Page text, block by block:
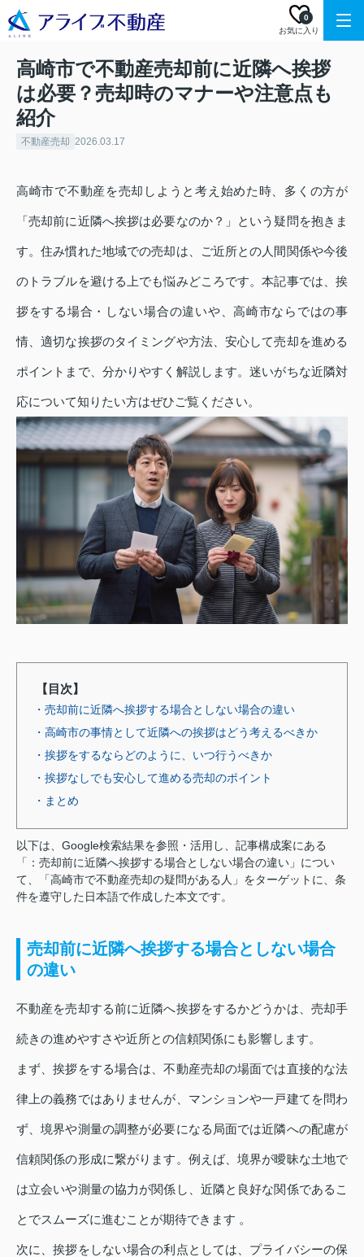
お気に入り
0
高崎市で不動産売却前に近隣へ挨拶
は必要？売却時のマナーや注意点も
紹介
不動産売却 2026.03.17
高崎市で不動産を売却しようと考え始めた時、多くの方が
「売却前に近隣へ挨拶は必要なのか？」という疑問を抱きま
す。住み慣れた地域での売却は、ご近所との人間関係や今後
のトラブルを避ける上でも悩みどころです。本記事では、挨
拶をする場合・しない場合の違いや、高崎市ならではの事
情、適切な挨拶のタイミングや方法、安心して売却を進める
ポイントまで、分かりやすく解説します。迷いがちな近隣対
応について知りたい方はぜひご覧ください。
【目次】
・売却前に近隣へ挨拶する場合としない場合の違い
・高崎市の事情として近隣への挨拶はどう考えるべきか
・挨拶をするならどのように、いつ行うべきか
・挨拶なしでも安心して進める売却のポイント
・まとめ
以下は、Google検索結果を参照・活用し、記事構成案にある
「：売却前に近隣へ挨拶する場合としない場合の違い」につい
て、「高崎市で不動産売却の疑問がある人」をターゲットに、条
件を遵守した日本語で作成した本文です。
売却前に近隣へ挨拶する場合としない場合
の違い
不動産を売却する前に近隣へ挨拶をするかどうかは、売却手
続きの進めやすさや近所との信頼関係にも影響します。
まず、挨拶をする場合は、不動産売却の場面では直接的な法
律上の義務ではありませんが、マンションや一戸建てを問わ
ず、境界や測量の調整が必要になる局面では近隣への配慮が
信頼関係の形成に繋がります。例えば、境界が曖昧な土地で
は立会いや測量の協力が関係し、近隣と良好な関係であるこ
とでスムーズに進むことが期待できます 。
次に、挨拶をしない場合の利点としては、プライバシーの保